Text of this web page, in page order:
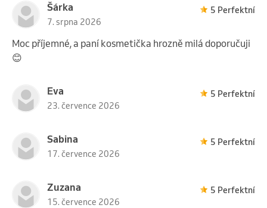
Šárka
7. srpna 2026
5 Perfektní
Moc příjemné, a paní kosmetička hrozně milá doporučuji
😊
Eva
23. července 2026
5 Perfektní
Sabina
17. července 2026
5 Perfektní
Zuzana
15. července 2026
5 Perfektní